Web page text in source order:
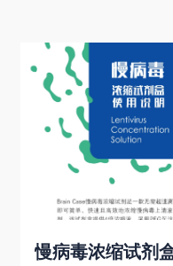
慢病毒浓缩试剂